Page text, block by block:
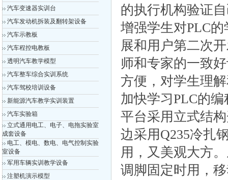
汽车变速器实训台
汽车发动机拆装及翻转架设备
汽车示教板
汽车程控电教板
透明汽车教学模型
汽车整车综合实训系统
汽车驾校培训设备
新能源汽车教学实训装置
汽车实验箱
立式通用电工、电子、电拖实验室
成套设备
电工、模电、数电、电气控制实验
室设备
军用车辆实训教学设备
注塑机演示模型
的执行机构验证
增强学生对PLC
展和用户第二次
师和专家的一致
方便，对学生理
加快学习PLC的
平台采用立式结
边采用Q235冷扎
用，又美观大方
调脚固定时用，